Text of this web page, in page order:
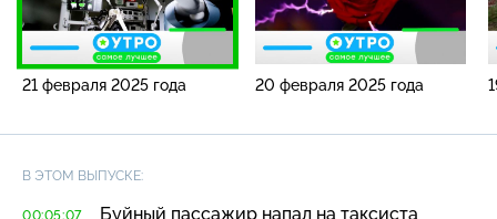
21 февраля 2025 года 20 февраля 2025 года
В ЭТОМ ВЫПУСКЕ:
00:05:07
Буйный пассажир напал на таксиста